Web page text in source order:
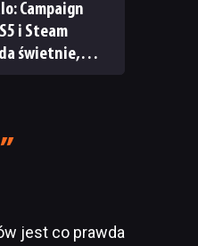
Campaign
i Steam
świetnie,
jest co prawda